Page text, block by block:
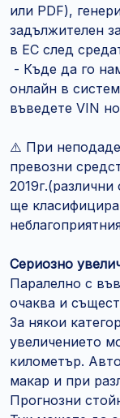
или PDF),
задължителен
в ЕС след
- Къде да го
онлайн в
въведете VIN
⚠️ При
превозни
ще
Сериозно
Паралелно с
очаква и
За някои
увеличението
километър.
макар и при
Прогнозни